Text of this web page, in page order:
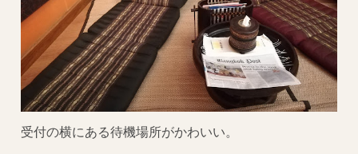
受付の横にある待機場所がかわいい。